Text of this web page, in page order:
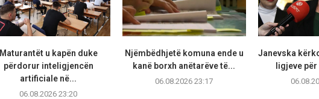
Maturantët u kapën duke
përdorur inteligjencën
artificiale në...
06.08.2026 23:20
Njëmbëdhjetë komuna ende u
kanë borxh anëtarëve të...
06.08.2026 23:17
Janevska
ligjeve